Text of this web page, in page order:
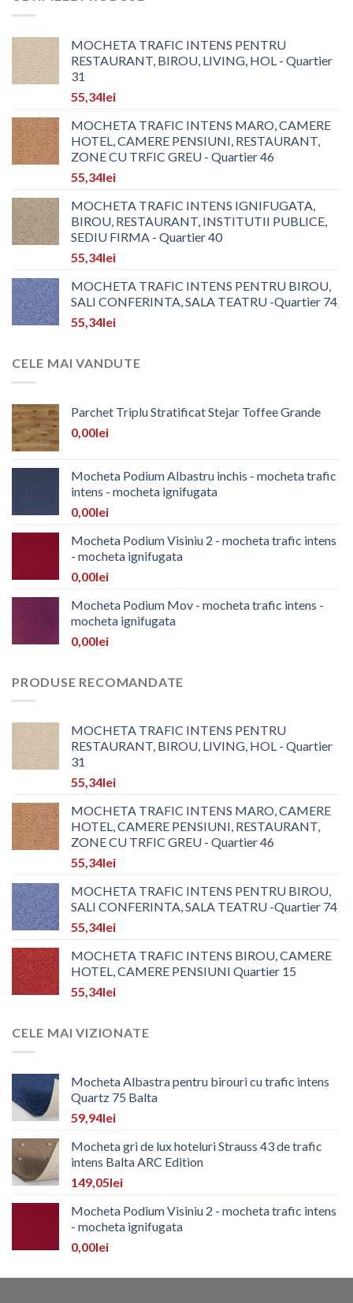
MOCHETA TRAFIC INTENS PENTRU
RESTAURANT, BIROU, LIVING, HOL - Quartier
31
55,34lei
MOCHETA TRAFIC INTENS MARO, CAMERE
HOTEL, CAMERE PENSIUNI, RESTAURANT,
ZONE CU TRFIC GREU - Quartier 46
55,34lei
MOCHETA TRAFIC INTENS IGNIFUGATA,
BIROU, RESTAURANT, INSTITUTII PUBLICE,
SEDIU FIRMA - Quartier 40
55,34lei
MOCHETA TRAFIC INTENS PENTRU BIROU,
SALI CONFERINTA, SALA TEATRU -Quartier 74
55,34lei
CELE MAI VANDUTE
Parchet Triplu Stratificat Stejar Toffee Grande
0,00lei
Mocheta Podium Albastru inchis - mocheta trafic
intens - mocheta ignifugata
0,00lei
Mocheta Podium Visiniu 2 - mocheta trafic intens
- mocheta ignifugata
0,00lei
Mocheta Podium Mov - mocheta trafic intens -
mocheta ignifugata
0,00lei
PRODUSE RECOMANDATE
MOCHETA TRAFIC INTENS PENTRU
RESTAURANT, BIROU, LIVING, HOL - Quartier
31
55,34lei
MOCHETA TRAFIC INTENS MARO, CAMERE
HOTEL, CAMERE PENSIUNI, RESTAURANT,
ZONE CU TRFIC GREU - Quartier 46
55,34lei
MOCHETA TRAFIC INTENS PENTRU BIROU,
SALI CONFERINTA, SALA TEATRU -Quartier 74
55,34lei
MOCHETA TRAFIC INTENS BIROU, CAMERE
HOTEL, CAMERE PENSIUNI Quartier 15
55,34lei
CELE MAI VIZIONATE
Mocheta Albastra pentru birouri cu trafic intens
Quartz 75 Balta
59,94lei
Mocheta gri de lux hoteluri Strauss 43 de trafic
intens Balta ARC Edition
149,05lei
Mocheta Podium Visiniu 2 - mocheta trafic intens
- mocheta ignifugata
0,00lei